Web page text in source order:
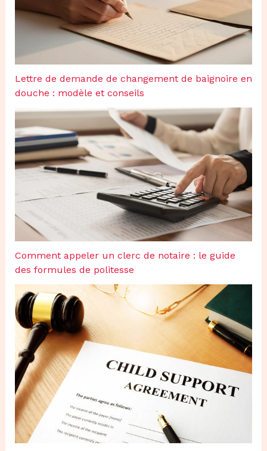
Lettre de demande de changement de baignoire en
douche : modèle et conseils
Comment appeler un clerc de notaire : le guide
des formules de politesse